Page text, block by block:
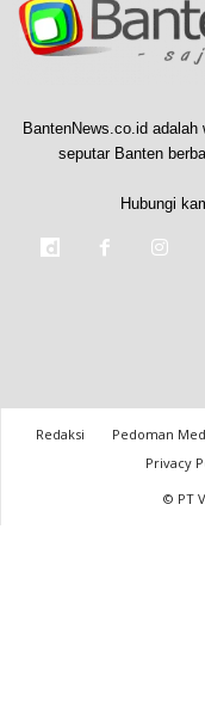
BantenNews.co.id
seputar Banten
Hubungi
Redaksi Pedoman
Privacy
© PT